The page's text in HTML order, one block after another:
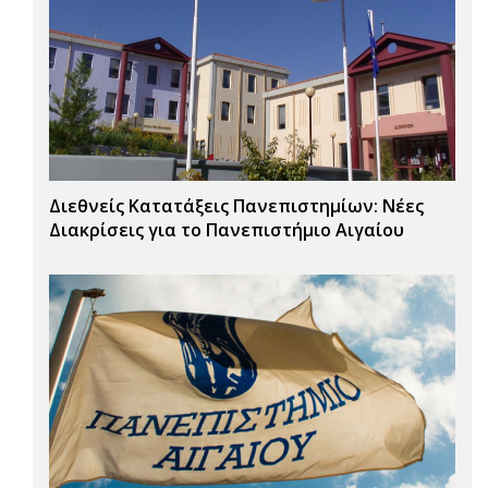
Διεθνείς Κατατάξεις Πανεπιστημίων: Νέες
Διακρίσεις για το Πανεπιστήμιο Αιγαίου